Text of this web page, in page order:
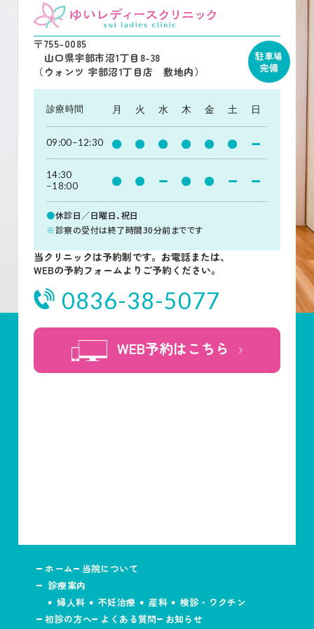
〒755-0085
山口県宇部市沼1丁目8-38
（ウォンツ 宇部沼1丁目店 敷地内）
駐車場
完備
診療時間 月 火 水 木 金 土 日
09:00−12:30
14:30
−18:00
●休診日／日曜日、祝日
※診察の受付は終了時間30分前までです
当クリニックは予約制です。お電話または、
WEBの予約フォームよりご予約ください。
0836-38-5077
WEB予約はこちら
ホーム
当院について
診療案内
婦人科
不妊治療 産科
検診・ワクチン
初診の方へ
よくある質問 お知らせ